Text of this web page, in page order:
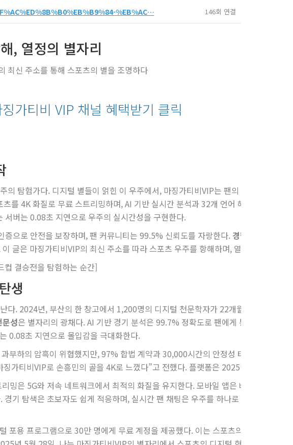
%EB%AC… 146회 연결
, 열정의 별자리
최신 주소를 통해 스포츠의 별을 조명하다
가티비 VIP 채널 혜택받기 클릭
탐험가다. 디지털 별들이 얽힌 이 우주에서, 마징가티비VIP는 팬의 열정을 비추
를 4K 화질로 무료 스트리밍하며, AI 기반 실시간 분석과 32개 언어 해설로 글로벌
버는 0.08초 지연으로 우주의 실시간성을 구현한다.
으로 안전을 보장하며, 팬 커뮤니티는 99.5% 신뢰도를 자랑한다. 경험
글은 마징가티비VIP의 최신 주소를 따라 스포츠 우주를 항해하며, 열정의 별자리를
컵 결승전을 탐험하는 순간]
생
다. 2024년, 부산의 한 창고에서 1,200명의 디지털 천문학자가 22개월간 혼을 담아
문성은 별자리의 광채다. AI 기반 경기 분석은 99.7% 정확도로 팬에게 통찰을 주며,
0.08초 지연으로 몰입감을 극대화한다.
부하의 암흑이 위협했지만, 97% 합법 계약과 30,000시간의 안정성 테스트로 신뢰
가티비VIP로 손흥민의 골을 4K로 느꼈다”고 전했다. 플랫폼은 2025년 99.98% 스
밍은 5G와 저속 네트워크에서 최적의 화질을 유지한다. 모바일 앱은 배터리 소모
경기 탐색은 초보자도 쉽게 적응하며, 실시간 팬 채팅은 우주를 하나로 묶는다. 한 사
포용 프로그램으로 30만 명에게 무료 계정을 제공했다. 이는 스포츠의 대중화를 촉